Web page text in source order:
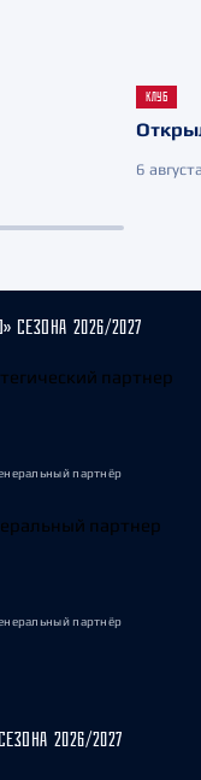
КЛУБ
6
СЕЗОНА 2026/2027
партнёр
партнёр
2026/2027